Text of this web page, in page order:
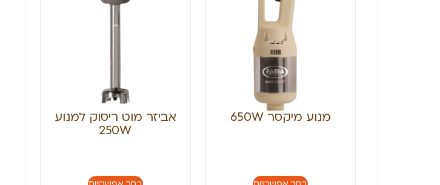
מנוע מיקסר 650W
אביזר מוט ריסוק למנוע
250W